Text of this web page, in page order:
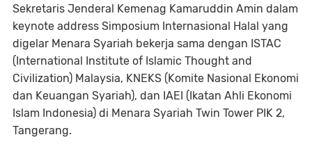
Sekretaris Jenderal Kemenag Kamaruddin Amin dalam
keynote address Simposium Internasional Halal yang
digelar Menara Syariah bekerja sama dengan ISTAC
(International Institute of Islamic Thought and
Civilization) Malaysia, KNEKS (Komite Nasional Ekonomi
dan Keuangan Syariah), dan IAEI (Ikatan Ahli Ekonomi
Islam Indonesia) di Menara Syariah Twin Tower PIK 2,
Tangerang.